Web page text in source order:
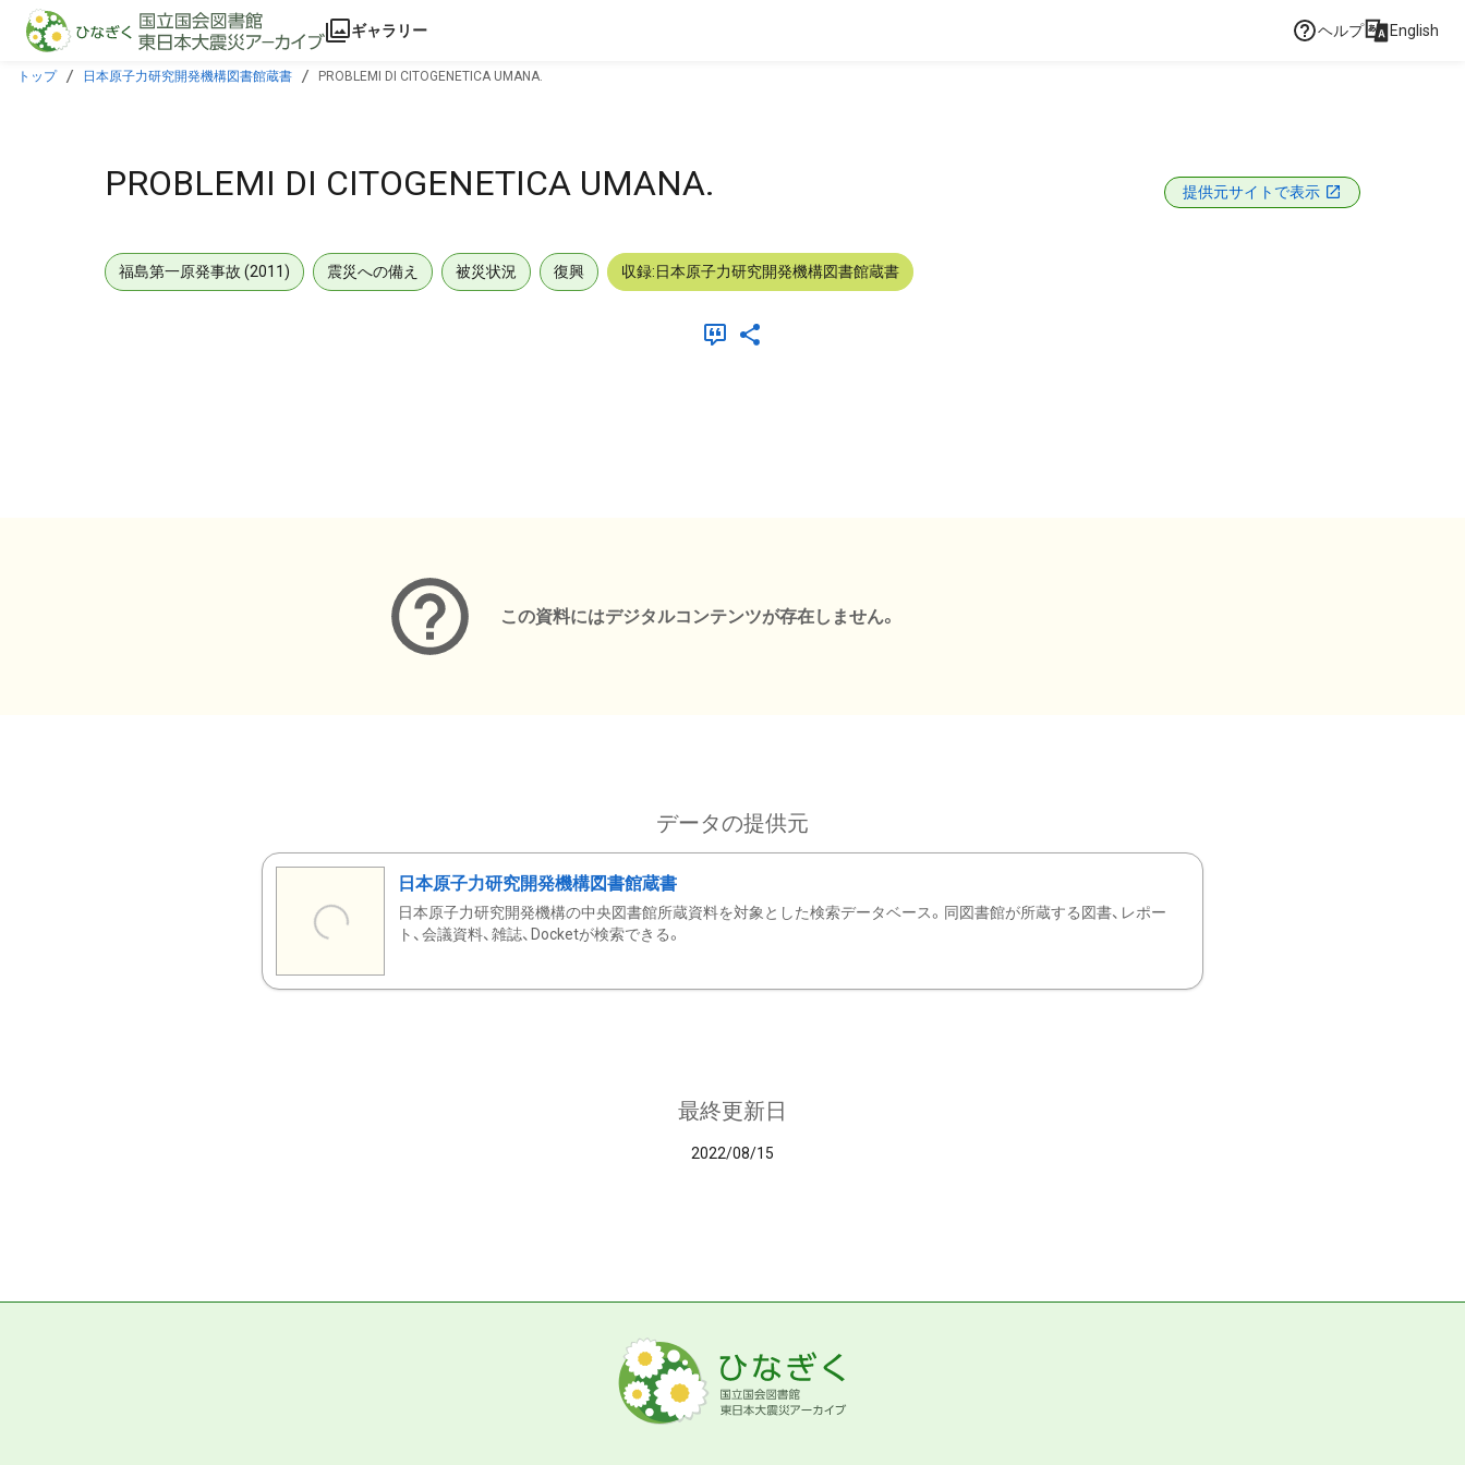
本文に飛ぶ
ギャラリー ヘルプ English
トップ 日本原子力研究開発機構図書館蔵書 PROBLEMI DI CITOGENETICA UMANA.
PROBLEMI DI CITOGENETICA UMANA. 提供元サイトで表示
福島第一原発事故 (2011) 震災への備え 被災状況 復興 収録:日本原子力研究開発機構図書館蔵書
この資料にはデジタルコンテンツが存在しません。
データの提供元
日本原子力研究開発機構図書館蔵書
日本原子力研究開発機構の中央図書館所蔵資料を対象とした検索データベース。同図書館が所蔵する図書、レポー
ト、会議資料、雑誌、Docketが検索できる。
最終更新日
2022/08/15